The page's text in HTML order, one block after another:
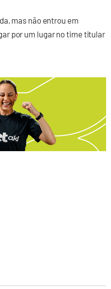
mas não entrou em
por um lugar no time titular